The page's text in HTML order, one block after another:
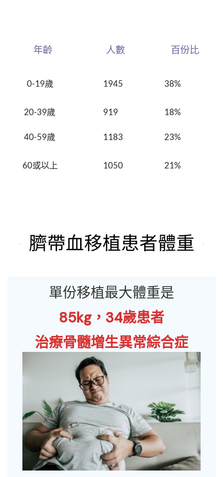
年齡 人數 百份比
0-19歲 1945 38%
20-39歲 919 18%
40-59歲 1183 23%
60或以上 1050 21%
臍帶血移植患者體重
單份移植最大體重是
85kg， 34歲患者
治療骨髓增生異常綜合症